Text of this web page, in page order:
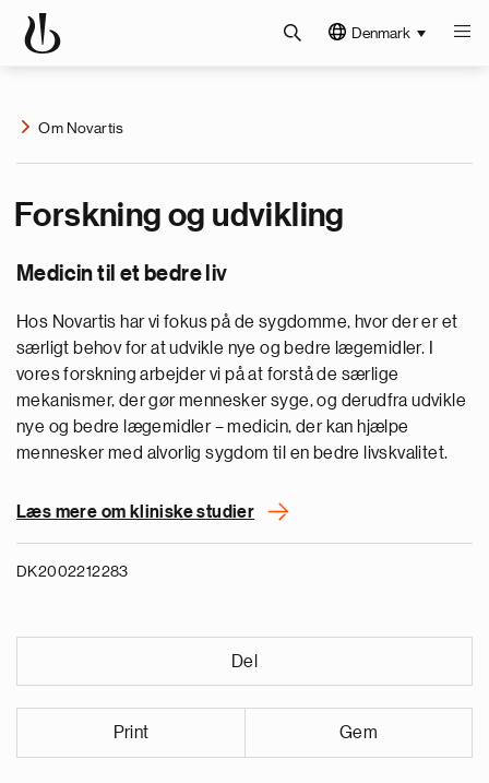
Denmark
Om Novartis
Forskning og udvikling
Medicin til et bedre liv
Hos Novartis har vi fokus på de sygdomme, hvor der er et
særligt behov for at udvikle nye og bedre lægemidler. I
vores forskning arbejder vi på at forstå de særlige
mekanismer, der gør mennesker syge, og derudfra udvikle
nye og bedre lægemidler – medicin, der kan hjælpe
mennesker med alvorlig sygdom til en bedre livskvalitet.
Læs mere om kliniske studier
DK2002212283
Del
Print Gem